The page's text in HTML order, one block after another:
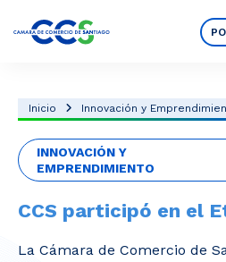
Nuestra Institución
Pilares Estratégicos
Inicio Innovación y
INNOVACIÓN Y
EMPRENDIMIENTO
CCS participó en el
La Cámara de Comercio de